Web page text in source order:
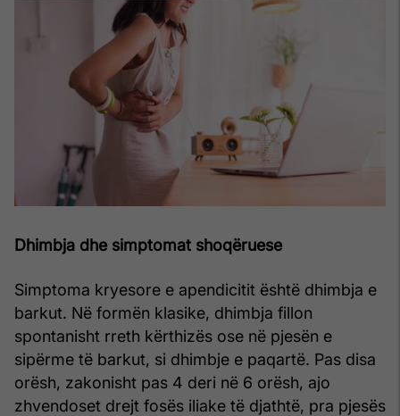
Dhimbja dhe simptomat shoqëruese
Simptoma kryesore e apendicitit është dhimbja e
barkut. Në formën klasike, dhimbja fillon
spontanisht rreth kërthizës ose në pjesën e
sipërme të barkut, si dhimbje e paqartë. Pas disa
orësh, zakonisht pas 4 deri në 6 orësh, ajo
zhvendoset drejt fosës iliake të djathtë, pra pjesës